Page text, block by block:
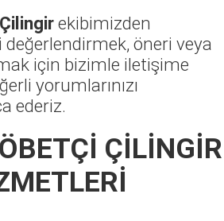
ekibimizden
değerlendirmek, öneri veya
için bizimle iletişime
yorumlarınızı
ederiz.
ÇİLİNGİR